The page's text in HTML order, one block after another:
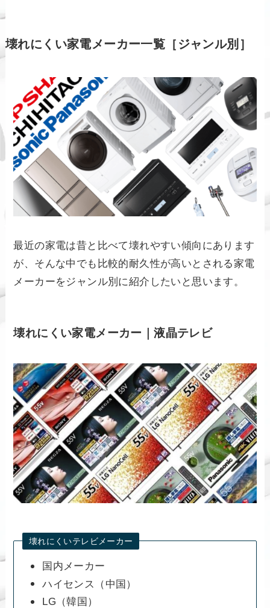
壊れにくい家電メーカー一覧［ジャンル別］
最近の家電は昔と比べて壊れやすい傾向にあります
が、そんな中でも比較的耐久性が高いとされる家電
メーカーをジャンル別に紹介したいと思います。
壊れにくい家電メーカー｜液晶テレビ
壊れにくいテレビメーカー
国内メーカー
ハイセンス（中国）
LG（韓国）